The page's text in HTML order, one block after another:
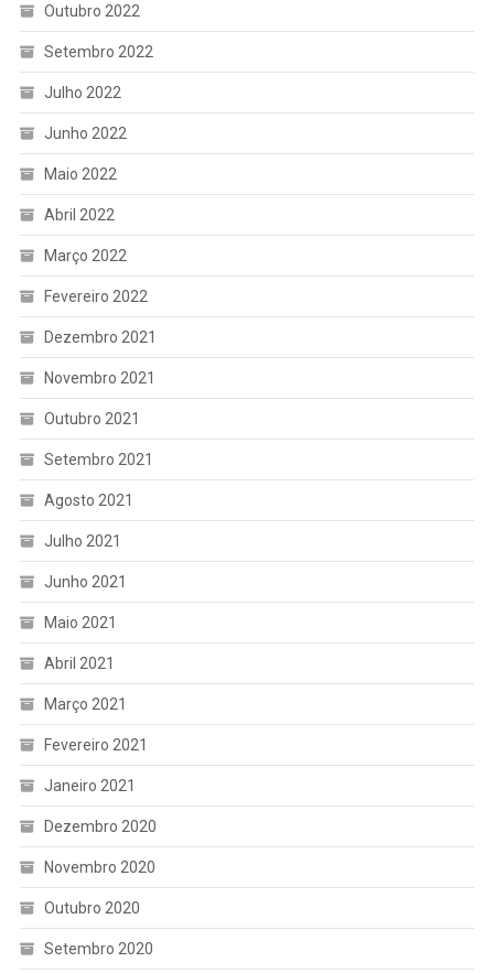
Outubro 2022
Setembro 2022
Julho 2022
Junho 2022
Maio 2022
Abril 2022
Março 2022
Fevereiro 2022
Dezembro 2021
Novembro 2021
Outubro 2021
Setembro 2021
Agosto 2021
Julho 2021
Junho 2021
Maio 2021
Abril 2021
Março 2021
Fevereiro 2021
Janeiro 2021
Dezembro 2020
Novembro 2020
Outubro 2020
Setembro 2020